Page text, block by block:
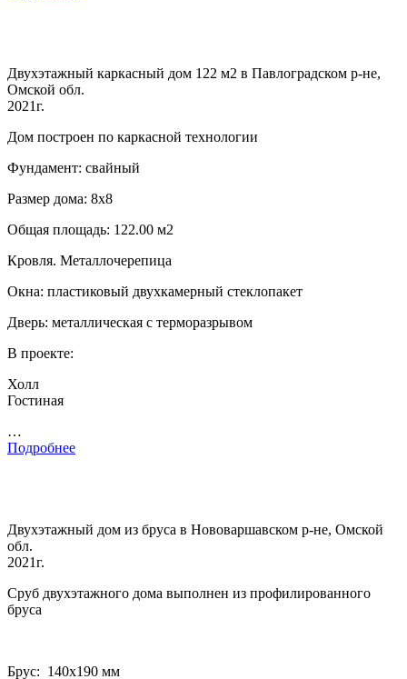
Двухэтажный каркасный дом 122 м2 в Павлоградском р-не,
Омской обл.
2021г.
Дом построен по каркасной технологии
Фундамент: свайный
Размер дома: 8х8
Общая площадь: 122.00 м2
Кровля. Металлочерепица
Окна: пластиковый двухкамерный стеклопакет
Дверь: металлическая с терморазрывом
В проекте:
Холл
Гостиная
…
Подробнее
Двухэтажный дом из бруса в Нововаршавском р-не, Омской
обл.
2021г.
Сруб двухэтажного дома выполнен из профилированного
бруса
Брус: 140­х190 мм